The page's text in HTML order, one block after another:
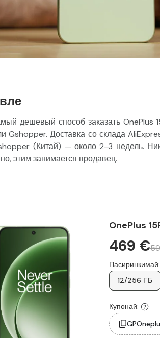
дешевый способ заказать
Gshopper. Доставка со склада
(Китай) — около 2-3 недель.
этим занимается продавец.
OnePlus
469 €
Пасиринкимай:
12/256 ГБ
Купонай: